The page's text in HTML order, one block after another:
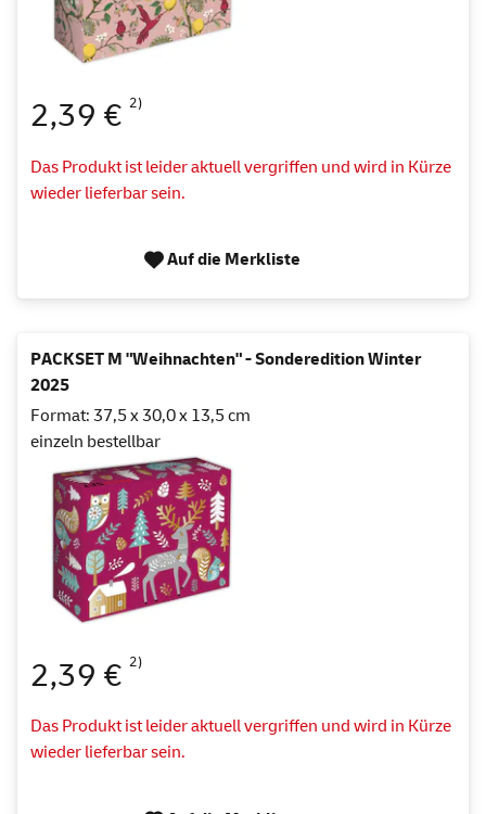
2,39 € 2)
Das Produkt ist leider aktuell vergriffen und wird in Kürze
wieder lieferbar sein.
Auf die Merkliste
PACKSET M "Weihnachten" - Sonderedition Winter
2025
Format: 37,5 x 30,0 x 13,5 cm
einzeln bestellbar
2,39 € 2)
Das Produkt ist leider aktuell vergriffen und wird in Kürze
wieder lieferbar sein.